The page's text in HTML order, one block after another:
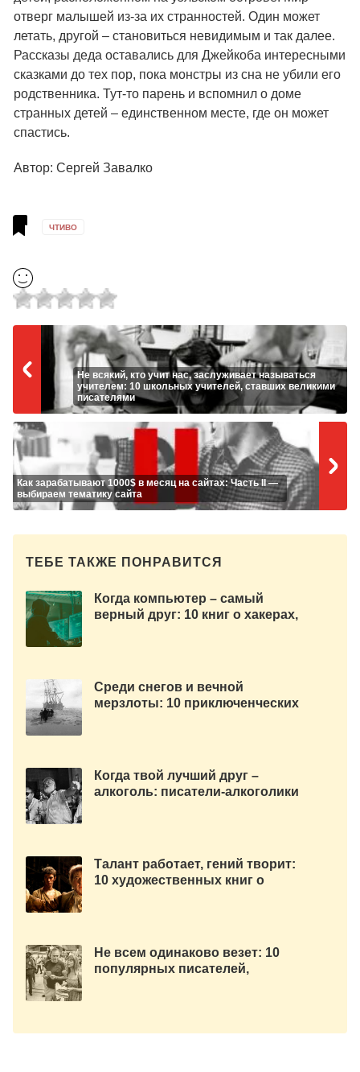
отверг малышей из-за их странностей. Один может
летать, другой – становиться невидимым и так далее.
Рассказы деда оставались для Джейкоба интересными
сказками до тех пор, пока монстры из сна не убили его
родственника. Тут-то парень и вспомнил о доме
странных детей – единственном месте, где он может
спастись.
Автор: Сергей Завалко
ЧТИВО
Не всякий, кто учит нас, заслуживает называться
учителем: 10 школьных учителей, ставших великими
писателями
Как зарабатывают 1000$ в месяц на сайтах: Часть II —
выбираем тематику сайта
ТЕБЕ ТАКЖЕ ПОНРАВИТСЯ
Когда компьютер – самый
верный друг: 10 книг о хакерах,
Среди снегов и вечной
мерзлоты: 10 приключенческих
Когда твой лучший друг –
алкоголь: писатели-алкоголики
Талант работает, гений творит:
10 художественных книг о
Не всем одинаково везет: 10
популярных писателей,